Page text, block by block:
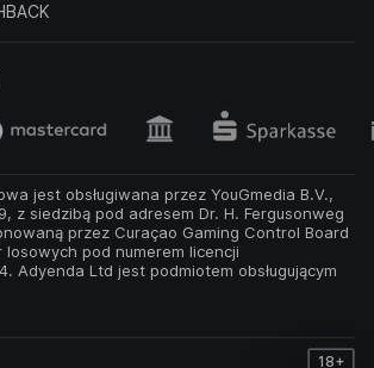
jest obsługiwana przez YouGmedia B.V.,
z siedzibą pod adresem Dr. H. Fergusonweg
przez Curaçao Gaming Control Board
pod numerem licencji
Adyenda Ltd jest podmiotem obsługującym
18+